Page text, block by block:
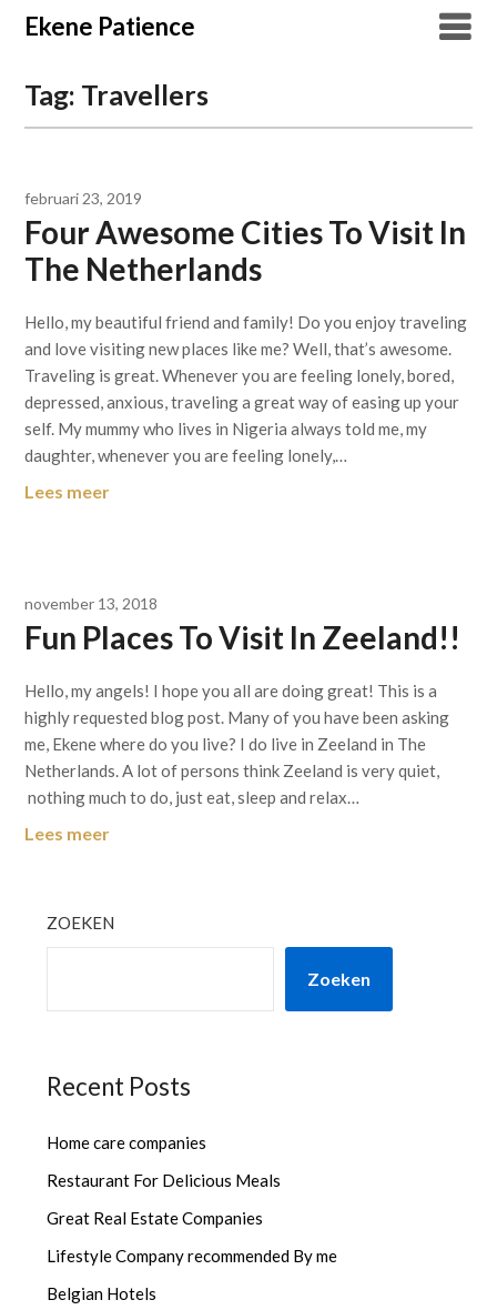
Overslaan
naar
Ekene Patience
Tag: Travellers
februari 23, 2019
Four Awesome Cities To Visit In
The Netherlands
Hello, my beautiful friend and family! Do you enjoy traveling
and love visiting new places like me? Well, that’s awesome.
Traveling is great. Whenever you are feeling lonely, bored,
depressed, anxious, traveling a great way of easing up your
self. My mummy who lives in Nigeria always told me, my
daughter, whenever you are feeling lonely,…
Lees meer
november 13, 2018
Fun Places To Visit In Zeeland!!
Hello, my angels! I hope you all are doing great! This is a
highly requested blog post. Many of you have been asking
me, Ekene where do you live? I do live in Zeeland in The
Netherlands. A lot of persons think Zeeland is very quiet,
nothing much to do, just eat, sleep and relax…
Lees meer
ZOEKEN
Zoeken
Recent Posts
Home care companies
Restaurant For Delicious Meals
Great Real Estate Companies
Lifestyle Company recommended By me
Belgian Hotels